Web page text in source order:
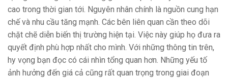
cao trong thời gian tới. Nguyên nhân chính là nguồn cung hạn
chế và nhu cầu tăng mạnh. Các bên liên quan cần theo dõi
chặt chẽ diễn biến thị trường hiện tại. Việc này giúp họ đưa ra
quyết định phù hợp nhất cho mình. Với những thông tin trên,
hy vọng bạn đọc có cái nhìn tổng quan hơn. Những yếu tố
ảnh hưởng đến giá cả cũng rất quan trọng trong giai đoạn